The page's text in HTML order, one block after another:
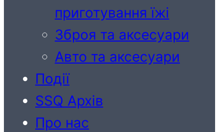
приготування їжі
Зброя та аксесуари
Авто та аксесуари
Події
SSQ Архів
Про нас